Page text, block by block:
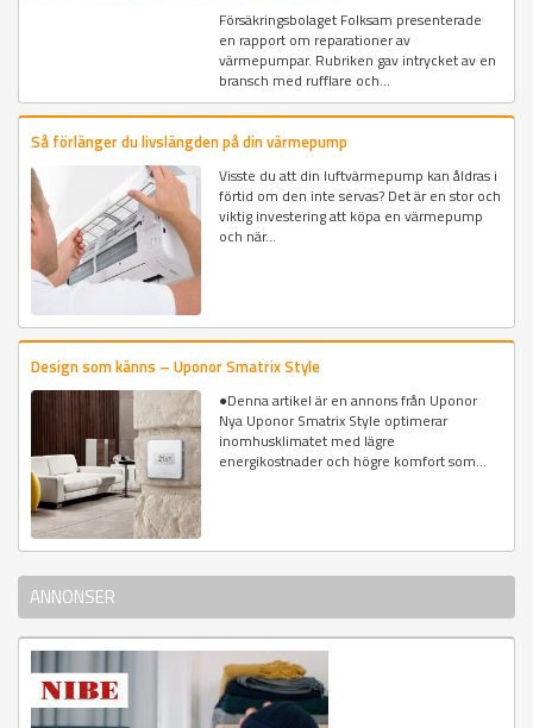
Försäkringsbolaget Folksam presenterade
en rapport om reparationer av
värmepumpar. Rubriken gav intrycket av en
bransch med rufflare och...
Så förlänger du livslängden på din värmepump
Visste du att din luftvärmepump kan åldras i
förtid om den inte servas? Det är en stor och
viktig investering att köpa en värmepump
och när...
Design som känns – Uponor Smatrix Style
●Denna artikel är en annons från Uponor
Nya Uponor Smatrix Style optimerar
inomhusklimatet med lägre
energikostnader och högre komfort som...
ANNONSER